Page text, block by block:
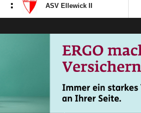
: ASV Ellewick II